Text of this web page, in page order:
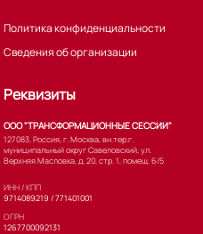
Политика конфиденциальности
Сведения об организации
Реквизиты
ООО "ТРАНСФОРМАЦИОННЫЕ СЕССИИ"
127083, Россия, г. Москва, вн.тер.г.
муниципальный округ Савеловский, ул.
Верхняя Масловка, д. 20, стр. 1, помещ. 6/5
ИНН / КПП
9714089219 / 771401001
ОГРН
1267700092131